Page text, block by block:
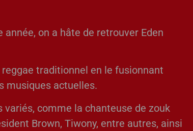
on a hâte de retrouver Eden
traditionnel en le fusionnant
musiques actuelles.
variés, comme la chanteuse de zouk
Brown, Tiwony, entre autres, ainsi